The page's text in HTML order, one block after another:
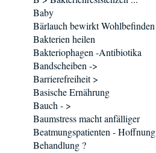
Baby
Bärlauch bewirkt Wohlbefinden
Bakterien heilen
Bakteriophagen -Antibiotika
Bandscheiben ->
Barrierefreiheit >
Basische Ernährung
Bauch - >
Baumstress macht anfälliger
Beatmungspatienten - Hoffnung
Behandlung ?